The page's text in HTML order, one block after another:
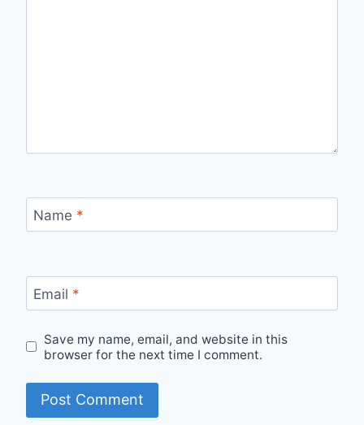
Name *
Email *
Save my name, email, and website in this
browser for the next time I comment.